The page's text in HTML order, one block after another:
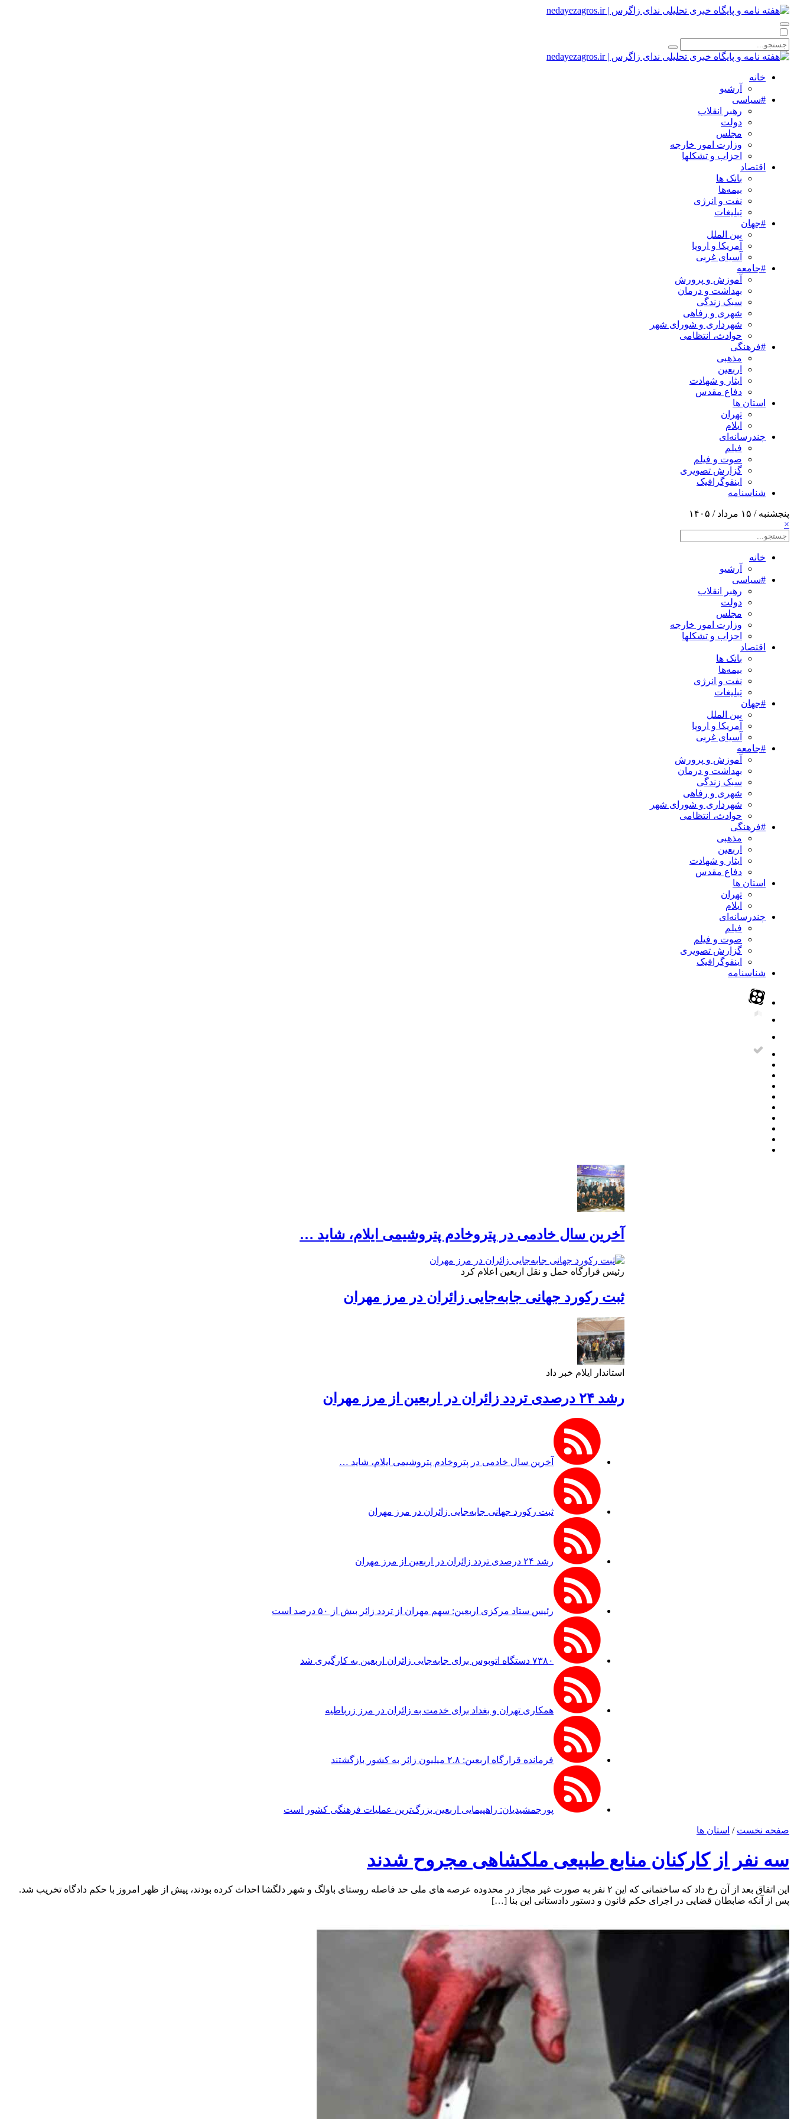
خانه
آرشیو
#سیاسی
رهبر انقلاب
دولت
مجلس
وزارت امور خارجه
احزاب و تشکلها
اقتصاد
بانک ها
بیمه‌ها
نفت و انرژی
تبلیغات
#جهان
بین الملل
آمریکا و اروپا
آسیای غربی
#جامعه
آموزش و پرورش
بهداشت و درمان
سبک زندگی
شهری و رفاهی
شهرداری و شورای شهر
حوادث، انتظامی
#فرهنگی
مذهبی
اربعین
ایثار و شهادت
دفاع مقدس
استان ها
تهران
ایلام
چندرسانه‌ای
فیلم
صوت و فیلم
گزارش تصویری
اینفوگرافیک
شناسنامه
پنجشنبه / ۱۵ مرداد / ۱۴۰۵
×
خانه
آرشیو
#سیاسی
رهبر انقلاب
دولت
مجلس
وزارت امور خارجه
احزاب و تشکلها
اقتصاد
بانک ها
بیمه‌ها
نفت و انرژی
تبلیغات
#جهان
بین الملل
آمریکا و اروپا
آسیای غربی
#جامعه
آموزش و پرورش
بهداشت و درمان
سبک زندگی
شهری و رفاهی
شهرداری و شورای شهر
حوادث، انتظامی
#فرهنگی
مذهبی
اربعین
ایثار و شهادت
دفاع مقدس
استان ها
تهران
ایلام
چندرسانه‌ای
فیلم
صوت و فیلم
گزارش تصویری
اینفوگرافیک
شناسنامه
آخرین سال خادمی در پتروخادم پتروشیمی ایلام، شاید …
رئیس قرارگاه حمل و نقل اربعین اعلام کرد
ثبت رکورد جهانی جابه‌جایی زائران در مرز مهران
استاندار ایلام خبر داد
رشد ۲۴ درصدی تردد زائران در اربعین از مرز مهران
آخرین سال خادمی در پتروخادم پتروشیمی ایلام، شاید …
ثبت رکورد جهانی جابه‌جایی زائران در مرز مهران
رشد ۲۴ درصدی تردد زائران در اربعین از مرز مهران
رئیس ستاد مرکزی اربعین: سهم مهران از تردد زائر بیش از ۵۰ درصد است
۷۳۸۰ دستگاه اتوبوس برای جابه‌جایی زائران اربعین به‌ کارگیری شد
همکاری تهران و بغداد برای خدمت به زائران در مرز زرباطیه
فرمانده قرارگاه اربعین: ۲.۸ میلیون زائر به کشور بازگشتند
پورجمشیدیان: راهپیمایی اربعین بزرگ‌ترین عملیات فرهنگی کشور است
صفحه نخست / استان ها
سه نفر از کارکنان منابع طبیعی ملکشاهی مجروح شدند
این اتفاق بعد از آن رخ داد که ساختمانی که این ۲ نفر به صورت غیر مجاز در محدوده عرصه های ملی حد فاصله روستای باولگ و شهر دلگشا احداث کرده بودند، پیش از ظهر امروز با حکم دادگاه تخریب شد.
پس از آنکه ضابطان قضایی در اجرای حکم قانون و دستور دادستانی این بنا […]